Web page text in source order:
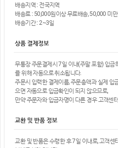
배송지역 : 전국지역
배송료 : 50,000원이상 무료배송, 50,000 미
배송기간 : 2~3일
상품 결제정보
무통장 주문결제시 7일 이내(주말 포함) 입금
를 위해 자동으로 취소됩니다.
주문시 입력한 결제이름, 주문총액과 실제 입
으면 자동으로 입금확인이 되지 않으므로,
만약 주문자와 입금자명이 다른 경우 고객센
교환 및 반품 정보
교환 및 반품은 수령한 후 7일 이내로, 고객